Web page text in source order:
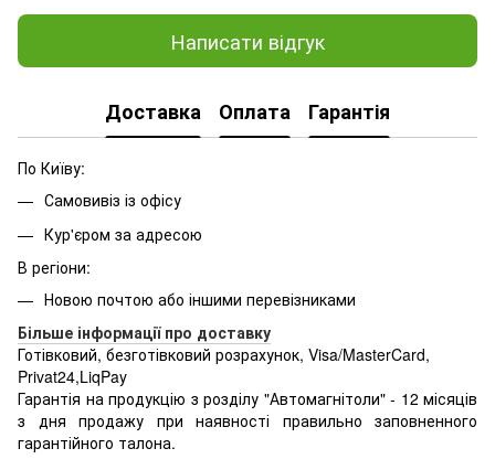
Написати відгук
Доставка Оплата Гарантія
По Київу:
Самовивіз із офісу
Кур'єром за адресою
В регіони:
Новою почтою або іншими перевізниками
Більше інформації про доставку
Готівковий, безготівковий розрахунок, Visa/MasterCard,
Privat24,LiqPay
Гарантія на продукцію з розділу "Автомагнітоли" - 12 місяців
з дня продажу при наявності правильно заповненного
гарантійного талона.